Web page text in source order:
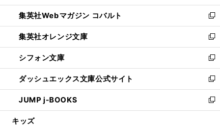
開
く
ウ
で
開
く
ン
ド
ウ
で
開
く
ウ
ィ
ン
ド
ウ
で
開
く
集英社Webマガジン コバルト
新
し
い
ウ
ィ
ン
ド
ウ
で
開
集英社オレンジ文庫
新
し
い
ウ
ィ
ン
ド
ウ
シフォン文庫
新
し
い
ウ
ィ
ン
ダッシュエックス文庫公式サイト
新
し
い
ウ
JUMP j-BOOKS
新
し
キッズ